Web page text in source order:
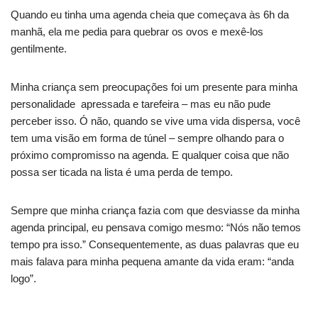
Quando eu tinha uma agenda cheia que começava às 6h da
manhã, ela me pedia para quebrar os ovos e mexê-los
gentilmente.
Minha criança sem preocupações foi um presente para minha
personalidade apressada e tarefeira – mas eu não pude
perceber isso. Ó não, quando se vive uma vida dispersa, você
tem uma visão em forma de túnel – sempre olhando para o
próximo compromisso na agenda. E qualquer coisa que não
possa ser ticada na lista é uma perda de tempo.
Sempre que minha criança fazia com que desviasse da minha
agenda principal, eu pensava comigo mesmo: “Nós não temos
tempo pra isso.” Consequentemente, as duas palavras que eu
mais falava para minha pequena amante da vida eram: “anda
logo”.